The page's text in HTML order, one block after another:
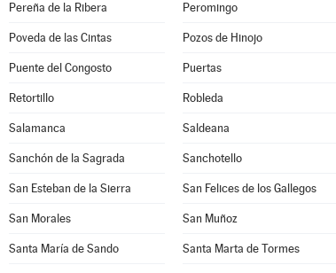
Pereña de la Ribera Peromingo
Poveda de las Cintas Pozos de Hinojo
Puente del Congosto Puertas
Retortillo Robleda
Salamanca Saldeana
Sanchón de la Sagrada Sanchotello
San Esteban de la Sierra San Felices de los Gallegos
San Morales San Muñoz
Santa María de Sando Santa Marta de Tormes